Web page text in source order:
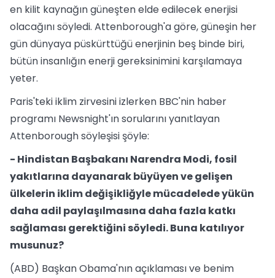
en kilit kaynağın güneşten elde edilecek enerjisi
olacağını söyledi. Attenborough'a göre, güneşin her
gün dünyaya püskürttüğü enerjinin beş binde biri,
bütün insanlığın enerji gereksinimini karşılamaya
yeter.
Paris'teki iklim zirvesini izlerken BBC'nin haber
programı Newsnight'ın sorularını yanıtlayan
Attenborough söyleşisi şöyle:
- Hindistan Başbakanı Narendra Modi, fosil
yakıtlarına dayanarak büyüyen ve gelişen
ülkelerin iklim değişikliğyle mücadelede yükün
daha adil paylaşılmasına daha fazla katkı
sağlaması gerektiğini söyledi. Buna katılıyor
musunuz?
(ABD) Başkan Obama'nın açıklaması ve benim